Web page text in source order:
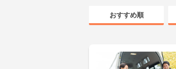
おすすめ順